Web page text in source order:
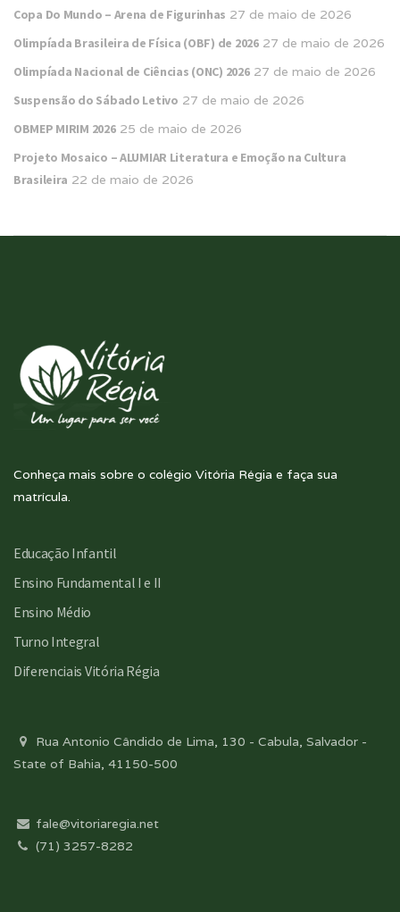
Copa Do Mundo – Arena de Figurinhas 27 de maio de 2026
Olimpíada Brasileira de Física (OBF) de 2026 27 de maio de 2026
Olimpíada Nacional de Ciências (ONC) 2026 27 de maio de 2026
Suspensão do Sábado Letivo 27 de maio de 2026
OBMEP MIRIM 2026 25 de maio de 2026
Projeto Mosaico – ALUMIAR Literatura e Emoção na Cultura
Brasileira 22 de maio de 2026
Conheça mais sobre o colégio Vitória Régia e faça sua
matrícula.
Educação Infantil
Ensino Fundamental I e II
Ensino Médio
Turno Integral
Diferenciais Vitória Régia
Rua Antonio Cândido de Lima, 130 - Cabula, Salvador -
State of Bahia, 41150-500
fale@vitoriaregia.net
(71) 3257-8282